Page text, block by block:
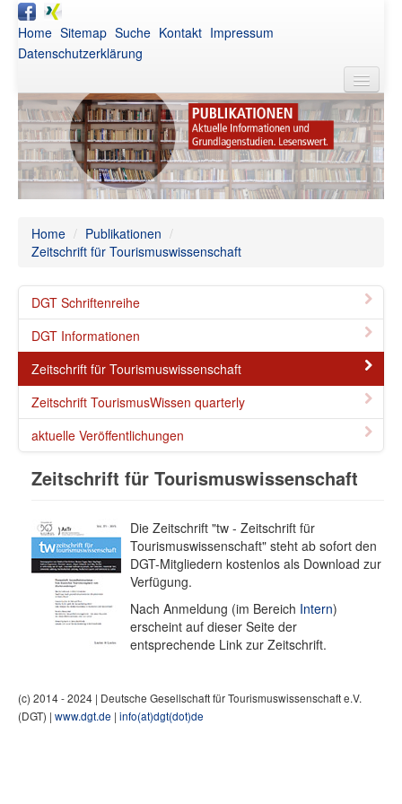
Home Sitemap Suche Kontakt Impressum
Datenschutzerklärung
DGT
Aktuelles
Awards
Publikationen
Veranstaltungen
Intern
Home / Publikationen /
Zeitschrift für Tourismuswissenschaft
DGT Schriftenreihe
DGT Informationen
Zeitschrift für Tourismuswissenschaft
Zeitschrift TourismusWissen quarterly
aktuelle Veröffentlichungen
Zeitschrift für Tourismuswissenschaft
Die Zeitschrift "tw - Zeitschrift für
Tourismuswissenschaft" steht ab sofort den
DGT-Mitgliedern kostenlos als Download zur
Verfügung.
Nach Anmeldung (im Bereich Intern)
erscheint auf dieser Seite der
entsprechende Link zur Zeitschrift.
(c) 2014 - 2024 | Deutsche Gesellschaft für Tourismuswissenschaft e.V.
(DGT) | www.dgt.de | info(at)dgt(dot)de